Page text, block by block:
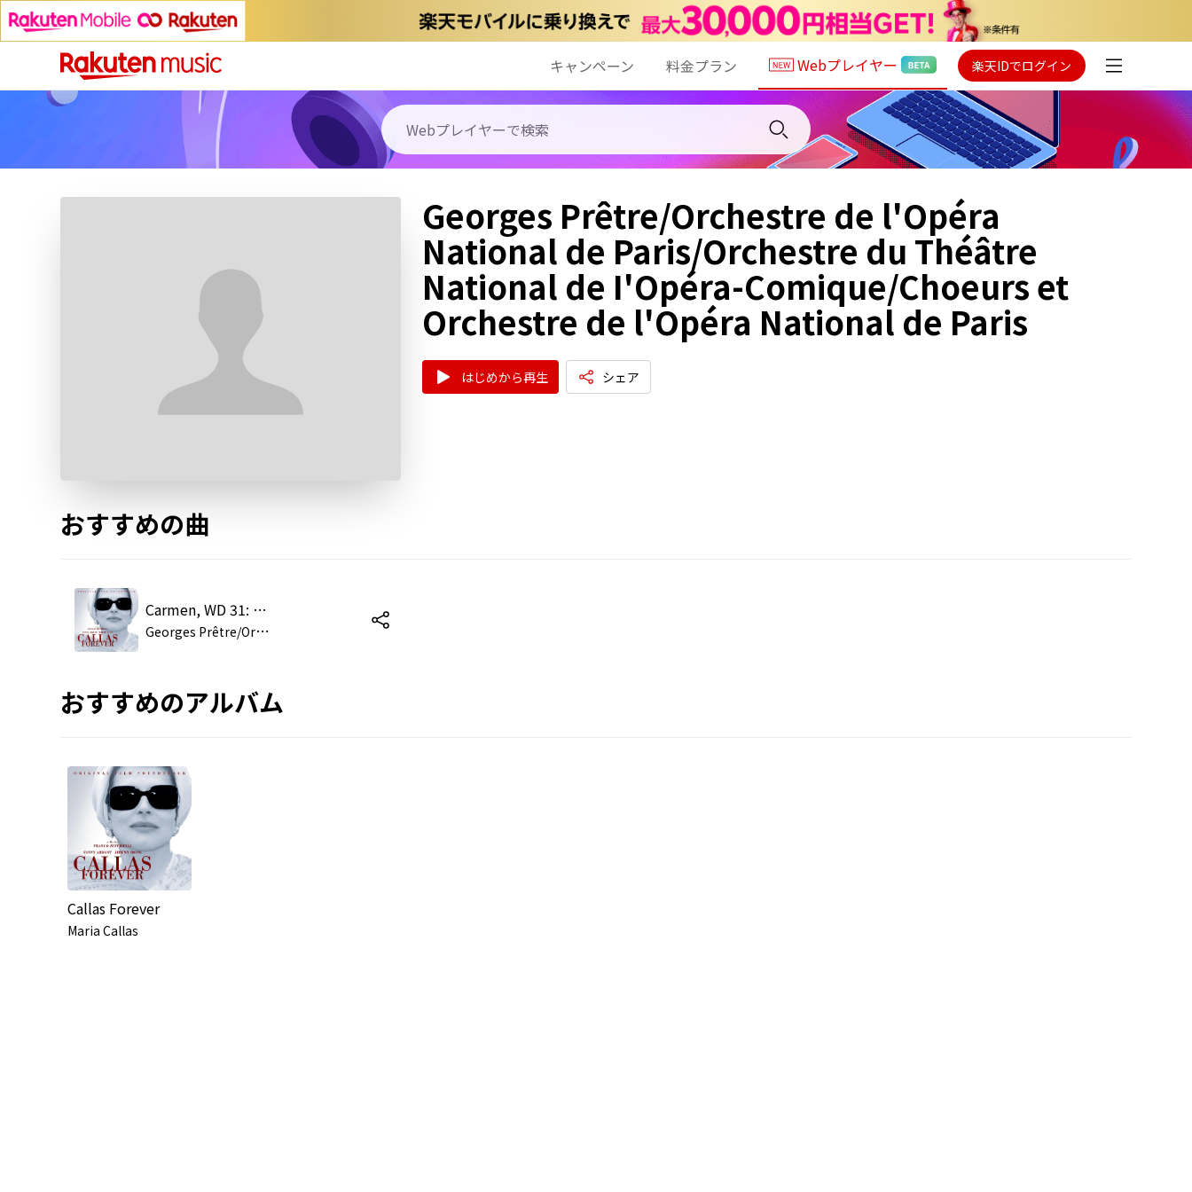
キャンペーン 料金プラン Webプレイヤー 楽天IDでログイン
Georges Prêtre/Orchestre de l'Opéra
National de Paris/Orchestre du Théâtre
National de I'Opéra-Comique/Choeurs et
Orchestre de l'Opéra National de Paris
はじめから再生 シェア
おすすめの曲
Carmen, WD 31: Prélude (Allegro giocoso)
G
eorges Prêtre/Orchestre de l'Opéra National de Paris/Orchestre du Théâtre National de I'Opéra-Comique/Choeurs et Orchestre de l'Opéra National de Paris
おすすめのアルバム
Callas Forever
Maria Callas